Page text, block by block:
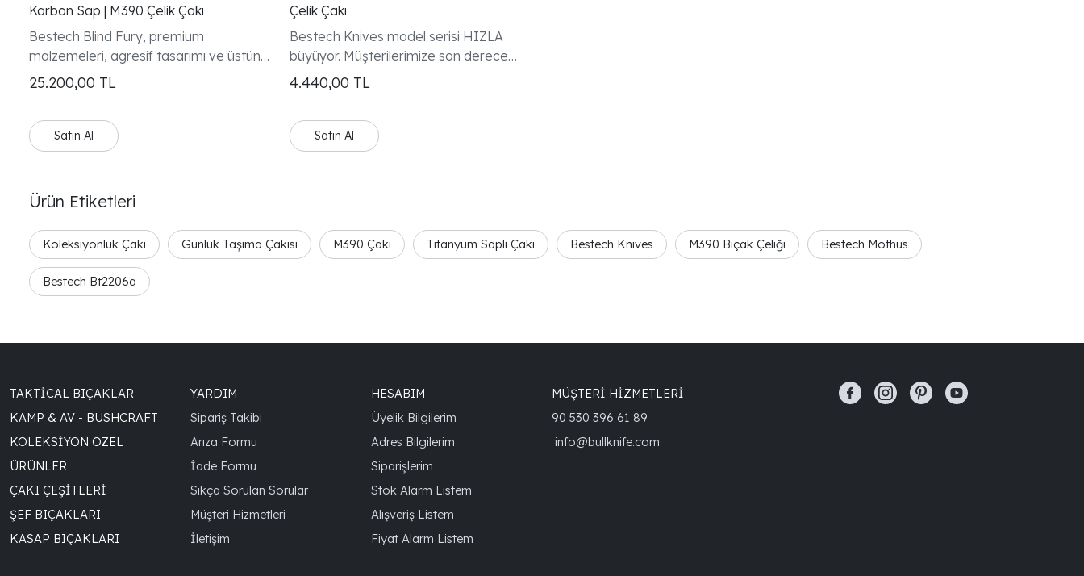
Karbon Sap | M390 Çelik Çakı
Bestech Blind Fury, premium
malzemeleri, agresif tasarımı ve üstün
işçiliği bir araya getiren üst segment bir
EDC (Everyday Carry) çakıdır.
25.200,00 TL
Satın Al
Çelik Çakı
Bestech Knives model serisi HIZLA
büyüyor. Müşterilerimize son derece
tasarlanmış ve üretilmiş bıçaklar
sunmayı hedeflediğimiz için tüm
olduğunu duyurmaktan gurur duyuyoruz
4.440,00 TL
Satın Al
Ürün Etiketleri
Koleksiyonluk Çakı Günlük Taşıma Çakısı M390 Çakı Titanyum Saplı Çakı Bestech Knives M390 Bıçak Çeliği Bestech Mothus
Bestech Bt2206a
TAKTICAL BIÇAKLAR
KAMP & AV - BUSHCRAFT
KOLEKSIYON ÖZEL
ÜRÜNLER
ÇAKI ÇEŞITLERI
ŞEF BIÇAKLARI
KASAP BIÇAKLARI
YARDIM
Sipariş Takibi
Arıza Formu
İade Formu
Sıkça Sorulan Sorular
Müşteri Hizmetleri
İletişim
HESABIM
Üyelik Bilgilerim
Adres Bilgilerim
Siparişlerim
Stok Alarm Listem
Alışveriş Listem
Fiyat Alarm Listem
MÜŞTERİ HİZMETLERİ
90 530 396 61 89
info@bullknife.com